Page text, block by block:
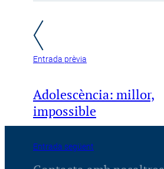
Entrada prèvia
Adolescència: millor,
impossible
Entrada següent